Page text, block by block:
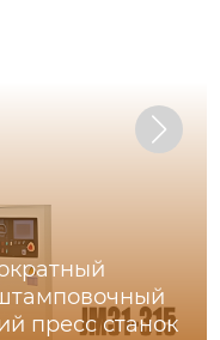
пресс станок